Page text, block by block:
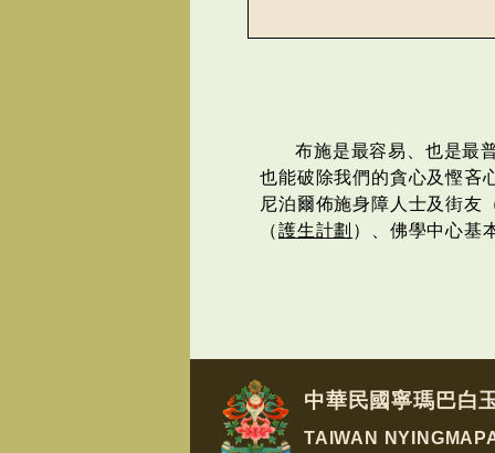
布施是最容易、也是最
也能破除我們的貪心及慳吝
尼泊爾佈施身障人士及街友
（護生計劃 ）、佛學中心基
中華民國寧瑪巴白
TAIWAN